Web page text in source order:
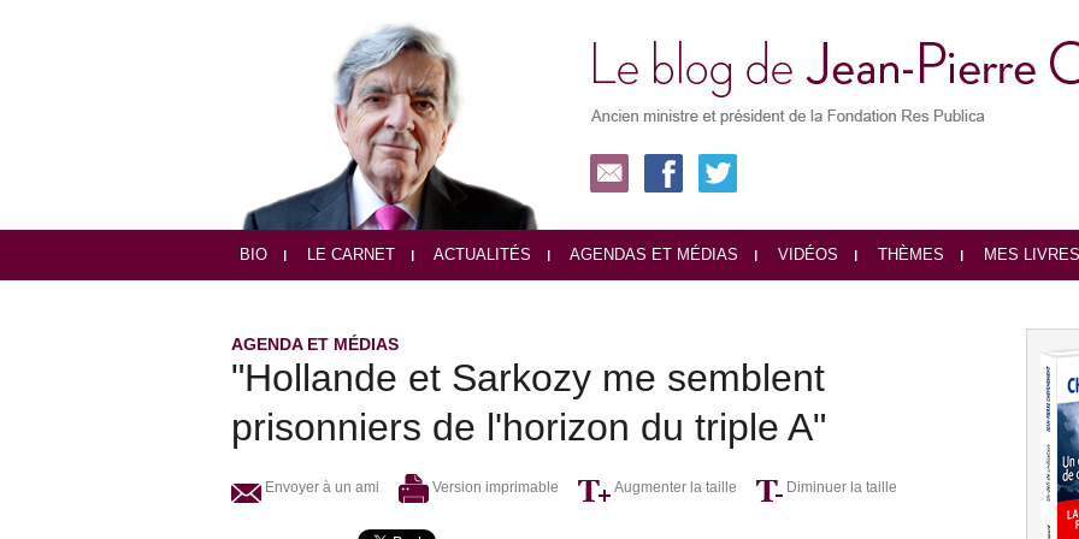
BIO LE CARNET ACTUALITÉS AGENDAS ET MÉDIAS VIDÉOS THÈMES MES LIVRES
AGENDA ET MÉDIAS
"Hollande et Sarkozy me semblent
prisonniers de l'horizon du triple A"
Envoyer à un ami Version imprimable Augmenter la taille Diminuer la taille